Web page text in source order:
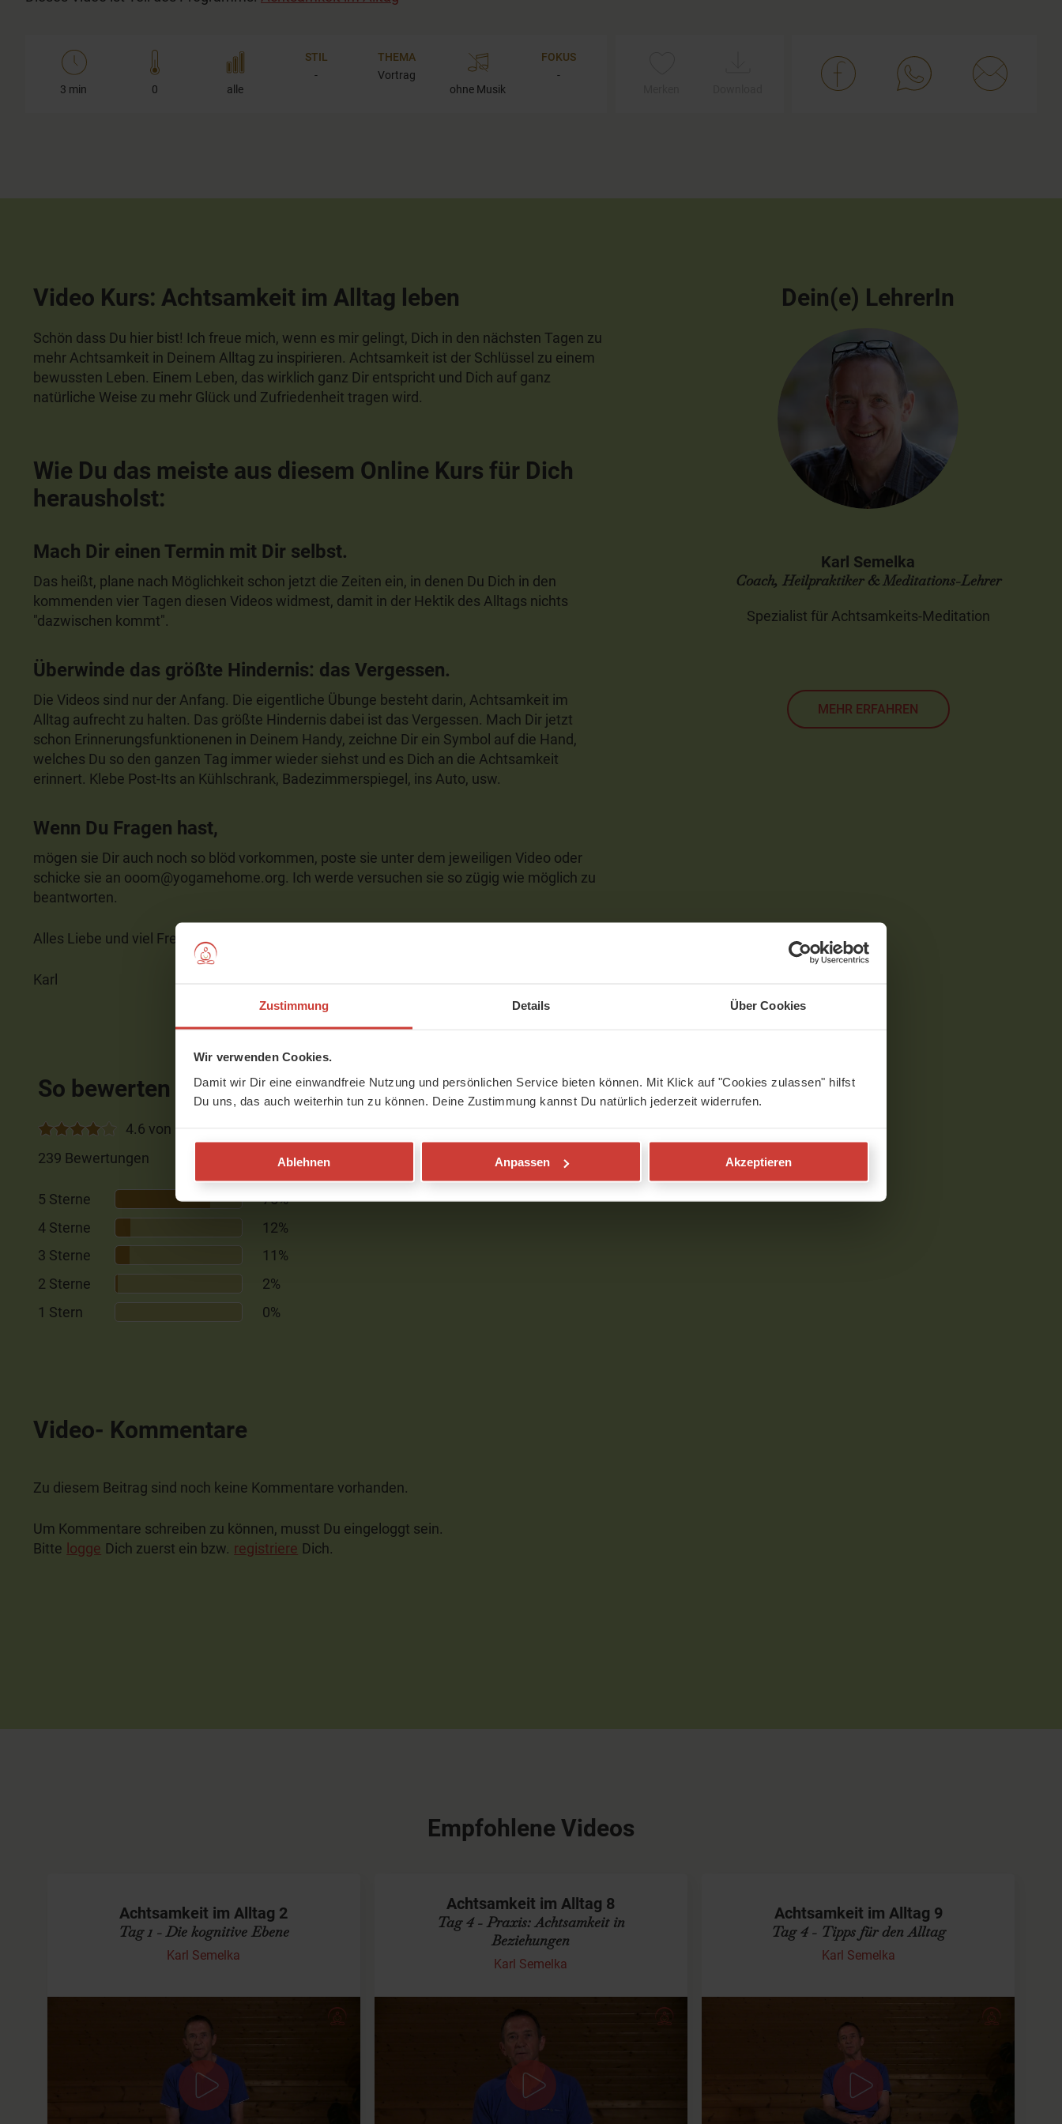
Zustimmung Details Über Cookies
Wir verwenden Cookies.
Damit wir Dir eine einwandfreie Nutzung und persönlichen Service bieten können. Mit Klick auf "Cookies zulassen" hilfst
Du uns, das auch weiterhin tun zu können. Deine Zustimmung kannst Du natürlich jederzeit widerrufen.
Ablehnen Anpassen Akzeptieren
3 min 0 alle
STIL
-
THEMA
Vortrag
ohne Musik
FOKUS
-
Video Kurs: Achtsamkeit im Alltag leben
Schön dass Du hier bist! Ich freue mich, wenn es mir gelingt, Dich in den nächsten Tagen zu
mehr Achtsamkeit in Deinem Alltag zu inspirieren. Achtsamkeit ist der Schlüssel zu einem
bewussten Leben. Einem Leben, das wirklich ganz Dir entspricht und Dich auf ganz
natürliche Weise zu mehr Glück und Zufriedenheit tragen wird.
Wie Du das meiste aus diesem Online Kurs für Dich
herausholst:
Mach Dir einen Termin mit Dir selbst.
Das heißt, plane nach Möglichkeit schon jetzt die Zeiten ein, in denen Du Dich in den
kommenden vier Tagen diesen Videos widmest, damit in der Hektik des Alltags nichts
"dazwischen kommt".
Überwinde das größte Hindernis: das Vergessen.
Die Videos sind nur der Anfang. Die eigentliche Übunge besteht darin, Achtsamkeit im
Alltag aufrecht zu halten. Das größte Hindernis dabei ist das Vergessen. Mach Dir jetzt
schon Erinnerungsfunktionenen in Deinem Handy, zeichne Dir ein Symbol auf die Hand,
welches Du so den ganzen Tag immer wieder siehst und es Dich an die Achtsamkeit
erinnert. Klebe Post-Its an Kühlschrank, Badezimmerspiegel, ins Auto, usw.
Wenn Du Fragen hast,
mögen sie Dir auch noch so blöd vorkommen, poste sie unter dem jeweiligen Video oder
schicke sie an ooom@yogamehome.org. Ich werde versuchen sie so zügig wie möglich zu
beantworten.
Alles Liebe und viel Freude beim Entdecken Deines Lebens in Achtsamkeit,
Karl
So bewerten Mitglieder dieses Video
4.6 von 5
239 Bewertungen
5 Sterne
75%
4 Sterne
12%
3 Sterne
11%
2 Sterne
2%
1 Stern
0%
Video- Kommentare
Zu diesem Beitrag sind noch keine Kommentare vorhanden.
Um Kommentare schreiben zu können, musst Du eingeloggt sein.
Bitte logge Dich zuerst ein bzw. registriere Dich.
Dein(e) LehrerIn
Karl Semelka
Coach, Heilpraktiker & Meditations-Lehrer
Spezialist für Achtsamkeits-Meditation
MEHR ERFAHREN
Empfohlene Videos
Achtsamkeit im Alltag 2
Tag 1 - Die kognitive Ebene
Karl Semelka
Was ist die kognitive Ebene der
Achtsamkeit?
Die kognitive Ebene der Achtsamkeit betrifft alles, was
Du denkst...und das ist eine Menge. In diesem Video
erkläre ich Dir die kognitive Ebene der…
Achtsamkeit im Alltag 8
Tag 4 - Praxis: Achtsamkeit in
Beziehungen
Karl Semelka
Mehr Achtsamkeit in Beziehungen
Wenn Du etwas sagst, wiederholst Du nur, was Du
ohnehin schon weißt. Wenn Du zuhörst hingegen,
kannst Du noch Neues erfahren
Dalai Lama
Achtsamkeit im Alltag 9
Tag 4 - Tipps für den Alltag
Karl Semelka
Tipps für mehr Achtsamkeit im Alltag
Auf der Matte ist gut, im Alltag ist besser. Die Matte ist
unsere Spielwiese, unser Trainingsfeld. Wer Paragliden
lernen will, hüpft auch nicht gleich vom…